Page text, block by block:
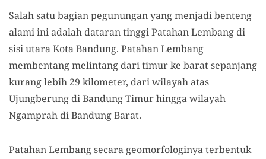
Salah satu bagian pegunungan yang menjadi benteng
alami ini adalah dataran tinggi Patahan Lembang di
sisi utara Kota Bandung. Patahan Lembang
membentang melintang dari timur ke barat sepanjang
kurang lebih 29 kilometer, dari wilayah atas
Ujungberung di Bandung Timur hingga wilayah
Ngamprah di Bandung Barat.
Patahan Lembang secara geomorfologinya terbentuk